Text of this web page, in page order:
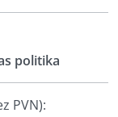
politika
PVN):